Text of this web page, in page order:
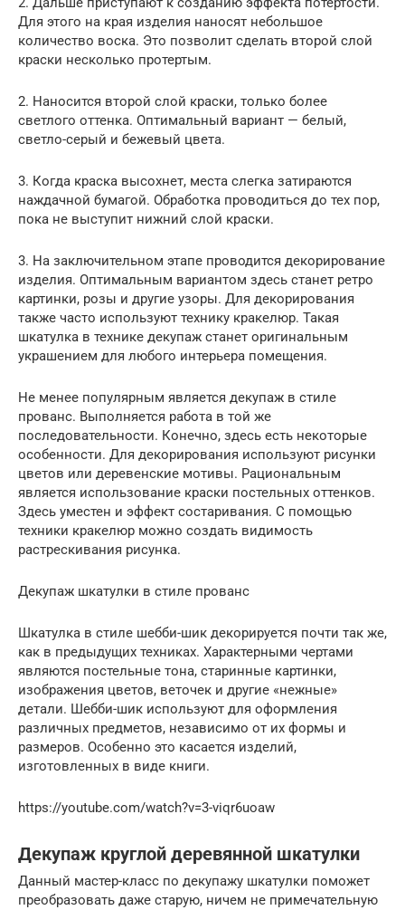
Для этого на края изделия наносят небольшое
количество воска. Это позволит сделать второй слой
краски несколько протертым.
2. Наносится второй слой краски, только более
светлого оттенка. Оптимальный вариант — белый,
светло-серый и бежевый цвета.
3. Когда краска высохнет, места слегка затираются
наждачной бумагой. Обработка проводиться до тех пор,
пока не выступит нижний слой краски.
3. На заключительном этапе проводится декорирование
изделия. Оптимальным вариантом здесь станет ретро
картинки, розы и другие узоры. Для декорирования
также часто используют технику кракелюр. Такая
шкатулка в технике декупаж станет оригинальным
украшением для любого интерьера помещения.
Не менее популярным является декупаж в стиле
прованс. Выполняется работа в той же
последовательности. Конечно, здесь есть некоторые
особенности. Для декорирования используют рисунки
цветов или деревенские мотивы. Рациональным
является использование краски постельных оттенков.
Здесь уместен и эффект состаривания. С помощью
техники кракелюр можно создать видимость
растрескивания рисунка.
Декупаж шкатулки в стиле прованс
Шкатулка в стиле шебби-шик декорируется почти так же,
как в предыдущих техниках. Характерными чертами
являются постельные тона, старинные картинки,
изображения цветов, веточек и другие «нежные»
детали. Шебби-шик используют для оформления
различных предметов, независимо от их формы и
размеров. Особенно это касается изделий,
изготовленных в виде книги.
https://youtube.com/watch?v=3-viqr6uoaw
Декупаж круглой деревянной шкатулки
Данный мастер-класс по декупажу шкатулки поможет
преобразовать даже старую, ничем не примечательную